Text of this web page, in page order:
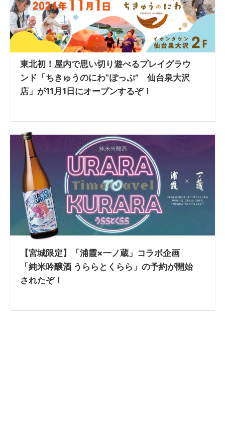
東北初！屋内で思い切り遊べるプレイグラウ
ンド「ちきゅうのにわ‟ぽっぷ” 仙台泉大沢
店」が11月1日にオープンするぞ！
【宮城限定】「浦霞×一ノ蔵」コラボ企画
「純米吟醸酒 うららとくらら」の予約が開始
されたぞ！